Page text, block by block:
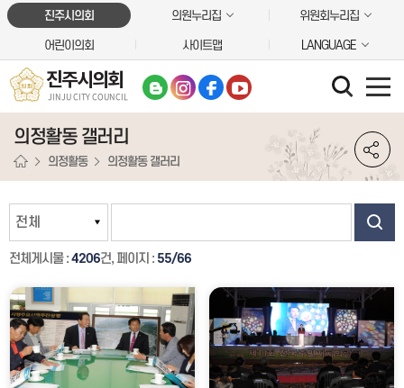
본문바로가기진주시의회 의원누리집 위원회누리집
어린이의회 사이트맵 LANGUAGE
진주시의회
JINJU CITY COUNCIL
의정활동 갤러리
의정활동 의정활동 갤러리
전체게시물 :4206건, 페이지 : 55/66